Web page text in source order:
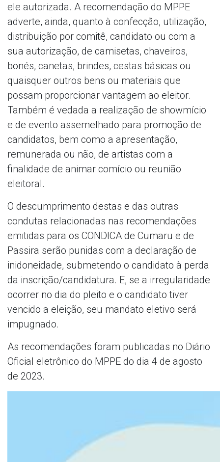
ele autorizada. A recomendação do MPPE
adverte, ainda, quanto à confecção, utilização,
distribuição por comitê, candidato ou com a
sua autorização, de camisetas, chaveiros,
bonés, canetas, brindes, cestas básicas ou
quaisquer outros bens ou materiais que
possam proporcionar vantagem ao eleitor.
Também é vedada a realização de showmício
e de evento assemelhado para promoção de
candidatos, bem como a apresentação,
remunerada ou não, de artistas com a
finalidade de animar comício ou reunião
eleitoral.
O descumprimento destas e das outras
condutas relacionadas nas recomendações
emitidas para os CONDICA de Cumaru e de
Passira serão punidas com a declaração de
inidoneidade, submetendo o candidato à perda
da inscrição/candidatura. E, se a irregularidade
ocorrer no dia do pleito e o candidato tiver
vencido a eleição, seu mandato eletivo será
impugnado.
As recomendações foram publicadas no Diário
Oficial eletrônico do MPPE do dia 4 de agosto
de 2023.